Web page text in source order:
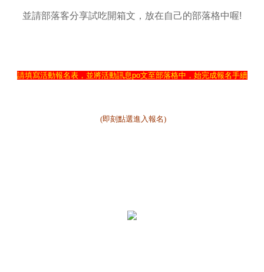
並請部落客分享試吃開箱文，放在自己的部落格中喔!
請填寫活動報名表，並將活動訊息po文至部落格中，始完成報名手續
(即刻點選進入報名)